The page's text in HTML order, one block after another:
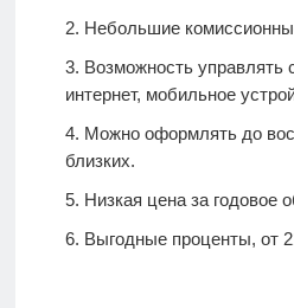
Небольшие
Возможность управлять
интернет, мобильное
Можно оформлять до
близких.
Низкая цена за годовое
Выгодные проценты, от